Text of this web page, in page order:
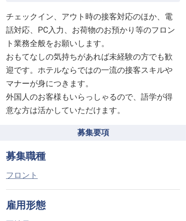
チェックイン、アウト時の接客対応のほか、電
話対応、PC入力、お荷物のお預かり等のフロン
ト業務全般をお願いします。
おもてなしの気持ちがあれば未経験の方でも歓
迎です。ホテルならではの一流の接客スキルや
マナーが身につきます。
外国人のお客様もいらっしゃるので、語学が得
意な方は活かしていただけます。
募集要項
募集職種
フロント
雇用形態